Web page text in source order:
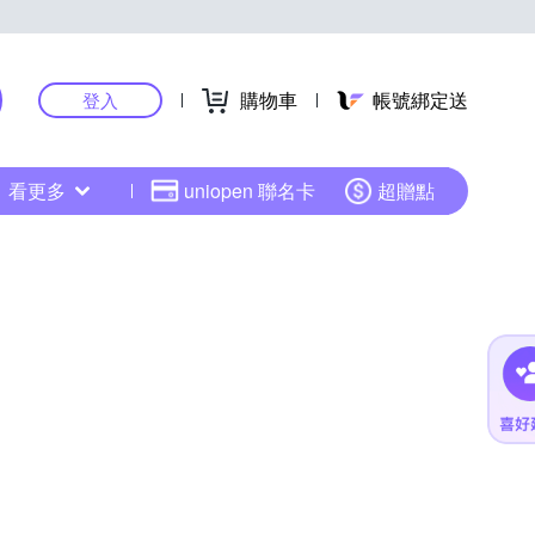
登入 購物車 帳號綁定送
看更多 uniopen 聯名卡 超贈點